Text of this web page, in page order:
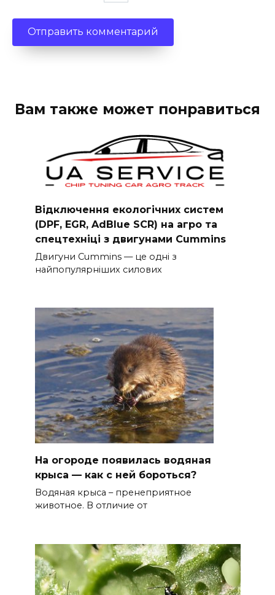
Вам также может понравиться
Відключення екологічних систем
(DPF, EGR, AdBlue SCR) на агро та
спецтехніці з двигунами Cummins
Двигуни Cummins — це одні з
найпопулярніших силових
На огороде появилась водяная
крыса — как с ней бороться?
Водяная крыса – пренеприятное
животное. В отличие от